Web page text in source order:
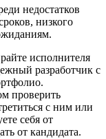
недостатков
низкого
исполнителя
разработчик с
проверить
с ним или
себя от
от кандидата.